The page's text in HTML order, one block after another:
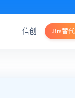
信创 Jira替代